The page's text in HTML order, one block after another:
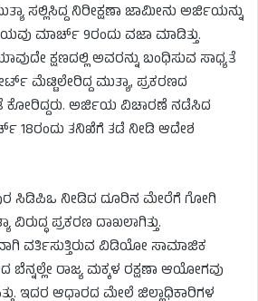
ಸಲ್ಲಿಸಿದ್ದ ನಿರೀಕ್ಷಣಾ ಜಾಮೀನು ಅರ್ಜಿಯನ್ನು
ಮಾರ್ಚ್ 9ರಂದು ವಜಾ ಮಾಡಿತ್ತು.
ಕ್ಷಣದಲ್ಲಿ ಅವರನ್ನು ಬಂಧಿಸುವ ಸಾಧ್ಯತೆ
ಮೆಟ್ಟಿಲೇರಿದ್ದ ಮುತ್ಯಾ, ಪ್ರಕರಣದ
ಕೋರಿದ್ದರು. ಅರ್ಜಿಯ ವಿಚಾರಣೆ ನಡೆಸಿದ
18ರಂದು ತನಿಖೆಗೆ ತಡೆ ನೀಡಿ ಆದೇಶ
ಸಿಡಿಪಿಒ ನೀಡಿದ ದೂರಿನ ಮೇರೆಗೆ ಗೋಗಿ
ಪ್ರಕರಣ ದಾಖಲಾಗಿತ್ತು.
ವರ್ತಿಸುತ್ತಿರುವ ವಿಡಿಯೋ ಸಾಮಾಜಿಕ
ರಾಜ್ಯ ಮಕ್ಕಳ ರಕ್ಷಣಾ ಆಯೋಗವು
ಇದರ ಆಧಾರದ ಮೇಲೆ ಜಿಲ್ಲಾಧಿಕಾರಿಗಳ